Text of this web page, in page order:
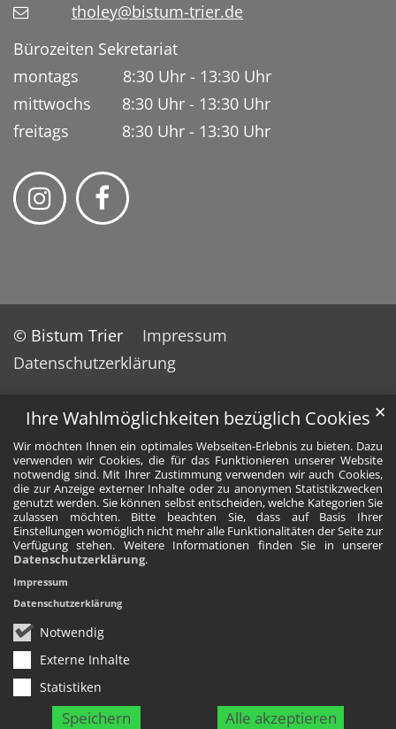
Ihre Wahlmöglichkeiten bezüglich Cookies
Wir möchten Ihnen ein optimales Webseiten-Erlebnis zu bieten. Dazu
verwenden wir Cookies, die für das Funktionieren unserer Website
notwendig sind. Mit Ihrer Zustimmung verwenden wir auch Cookies,
die zur Anzeige externer Inhalte oder zu anonymen Statistikzwecken
genutzt werden. Sie können selbst entscheiden, welche Kategorien Sie
zulassen möchten. Bitte beachten Sie, dass auf Basis Ihrer
Einstellungen womöglich nicht mehr alle Funktionalitäten der Seite zur
Verfügung stehen. Weitere Informationen finden Sie in unserer
Datenschutzerklärung.
Notwendig
Externe Inhalte
Statistiken
Speichern Alle akzeptieren
✕
Impressum
Datenschutzerklärung
tholey@bistum-trier.de
Bürozeiten Sekretariat
montags 8:30 Uhr - 13:30 Uhr
mittwochs 8:30 Uhr - 13:30 Uhr
freitags 8:30 Uhr - 13:30 Uhr
© Bistum Trier
Impressum
Datenschutzerklärung